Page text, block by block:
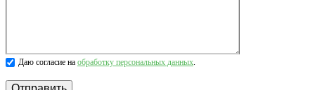
Даю согласие на обработку персональных данных.